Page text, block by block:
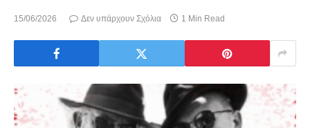
15/06/2026 Δεν υπάρχουν Σχόλια 1 Min Read